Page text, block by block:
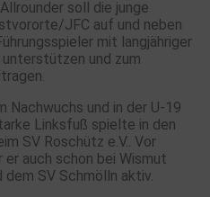
soll die junge
JFC auf und neben
mit langjähriger
und zum
Nachwuchs und in der U-19
Linksfuß spielte in den
SV Roschütz e.V.. Vor
er auch schon bei Wismut
SV Schmölln aktiv.